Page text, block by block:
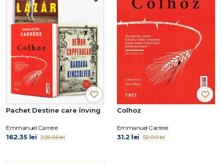
Pachet Destine care înving
Emmanuel Carrère
162.35 lei 228.66 lei
Colhoz
Emmanuel Carrère
31.2 lei 52.00 lei